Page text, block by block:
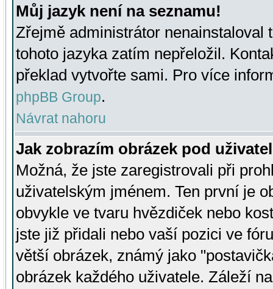
Můj jazyk není na seznamu!
Zřejmě administrátor nenainstaloval
tohoto jazyka zatím nepřeložil.
překlad vytvořte sami. Pro více
phpBB Group.
Návrat nahoru
Jak zobrazím obrázek pod
Možná, že jste zaregistrovali při
uživatelským jménem. Ten první je
obvykle ve tvaru hvězdiček nebo
jste již přidali nebo vaší pozici ve
větší obrázek, známý jako
obrázek každého uživatele. Záleží